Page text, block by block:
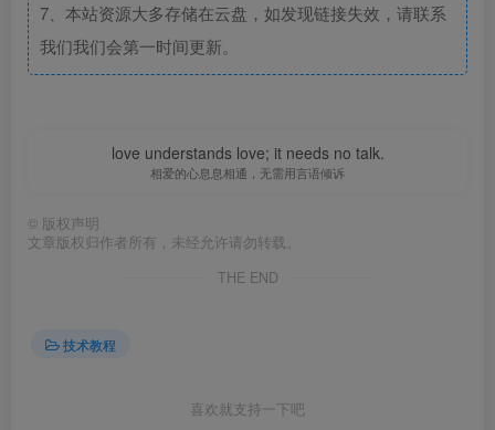
7、本站资源大多存储在云盘，如发现链接失效，请联系
我们我们会第一时间更新。
love understands love; it needs no talk.
相爱的心息息相通，无需用言语倾诉
© 版权声明
文章版权归作者所有，未经允许请勿转载。
THE END
技术教程
喜欢就支持一下吧